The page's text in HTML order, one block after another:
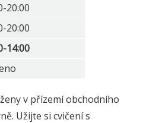
20:00
20:00
14:00
v přízemí obchodního
Užijte si cvičení s